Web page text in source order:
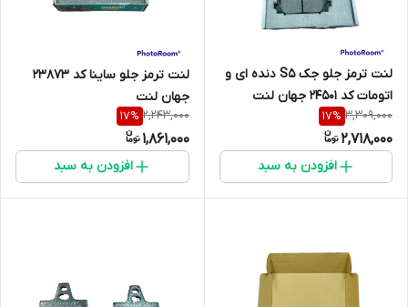
لنت ترمز جلو جک S5 دنده ای و
اتومات کد 24501 جهان لنت
3,309,000
17%
2,718,000
افزودن به سبد
لنت ترمز جلو ساینا کد 23873
جهان لنت
2,243,000
17%
1,861,000
افزودن به سبد